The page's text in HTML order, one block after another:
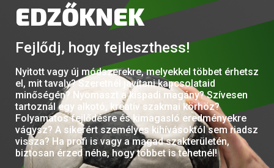
EDZŐKNEK
Fejlődj, hogy fejleszthess!
Nyitott vagy új módszerekre, melyekkel többet érhetsz
el, mit tavaly? Szeretnél javítani kapcsolataid
minőségén? Nyomaszt a kispadi magány? Szívesen
tartoznál egy alkotó, kreatív szakmai körhöz?
Folyamatos fejlődésre és kimagasló eredményekre
vágysz? A sikerért személyes kihívásoktól sem riadsz
vissza? Ha profi is vagy a magad szakterületén,
biztosan érzed néha, hogy többet is tehetnél!